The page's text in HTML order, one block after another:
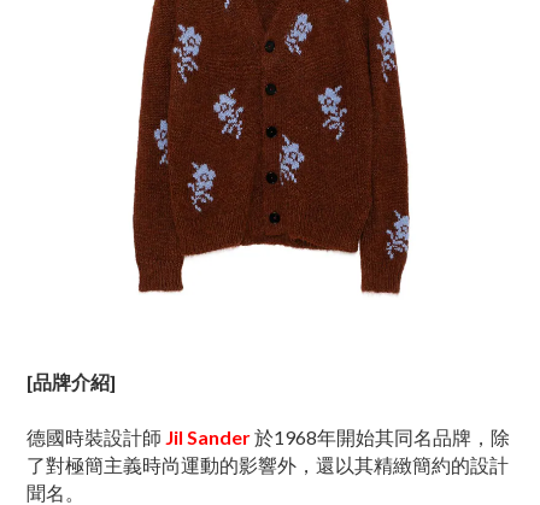
[品牌介紹]
德國時裝設計師 Jil Sander於1968年開始其同名品牌，除
了對極簡主義時尚運動的影響外，還以其精緻簡約的設計
聞名。